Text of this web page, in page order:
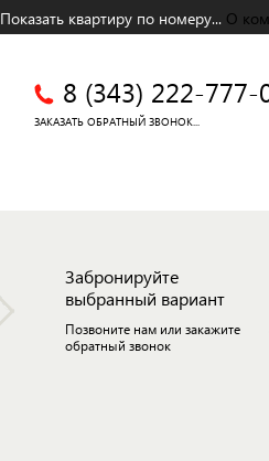
Показать квартиру по номеру... О
8 (343) 222-777-
ЗАКАЗАТЬ ОБРАТНЫЙ ЗВОНОК...
Забронируйте
выбранный вариант
Позвоните нам или закажите
обратный звонок